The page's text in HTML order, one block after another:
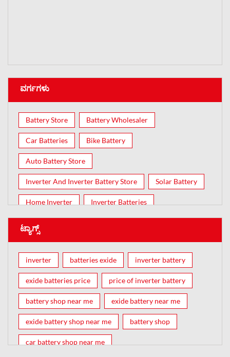
ವರ್ಗಗಳು
Battery Store Battery Wholesaler
Car Batteries Bike Battery
Auto Battery Store
Inverter And Inverter Battery Store Solar Battery
Home Inverter Inverter Batteries
ಟ್ಯಾಗ್ಸ್
inverter batteries exide inverter battery
exide batteries price price of inverter battery
battery shop near me exide battery near me
exide battery shop near me battery shop
car battery shop near me